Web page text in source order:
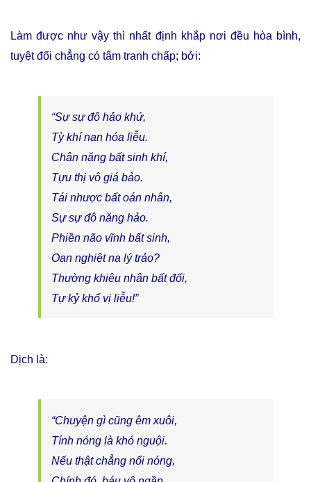
Làm được như vậy thì nhất định khắp nơi đều hòa bình,
tuyệt đối chẳng có tâm tranh chấp; bởi:
“Sự sự đô hảo khứ,
Tỳ khí nan hóa liễu.
Chân năng bất sinh khí,
Tựu thị vô giá bảo.
Tái nhược bất oán nhân,
Sự sự đô năng hảo.
Phiền não vĩnh bất sinh,
Oan nghiệt na lý trảo?
Thường khiêu nhân bất đối,
Tự kỷ khổ vị liễu!”
Dịch là:
“Chuyện gì cũng êm xuôi,
Tính nóng là khó nguội.
Nếu thật chẳng nổi nóng,